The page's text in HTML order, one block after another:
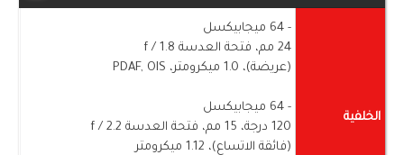
الخلفية
- 64 ميجابيكسل
24 مم، فتحة العدسة f / 1.8
(عريضة)، 1.0 ميكرومتر، PDAF, OIS
- 64 ميجابيكسل
120 درجة، 15 مم، فتحة العدسة f / 2.2
(فائقة الاتساع)، 1.12 ميكرومتر